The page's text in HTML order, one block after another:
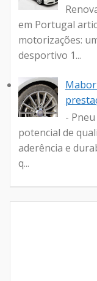
em Portugal
motorizações:
desportivo 1...
-
potencial de
aderência e
q...